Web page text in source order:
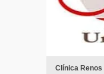
Clínica Renos